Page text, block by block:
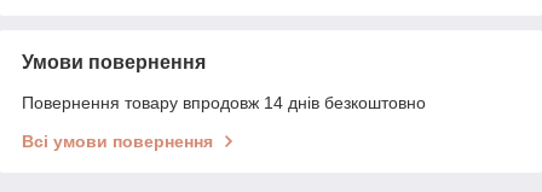
Умови повернення
Повернення товару впродовж 14 днів безкоштовно
Всі умови повернення